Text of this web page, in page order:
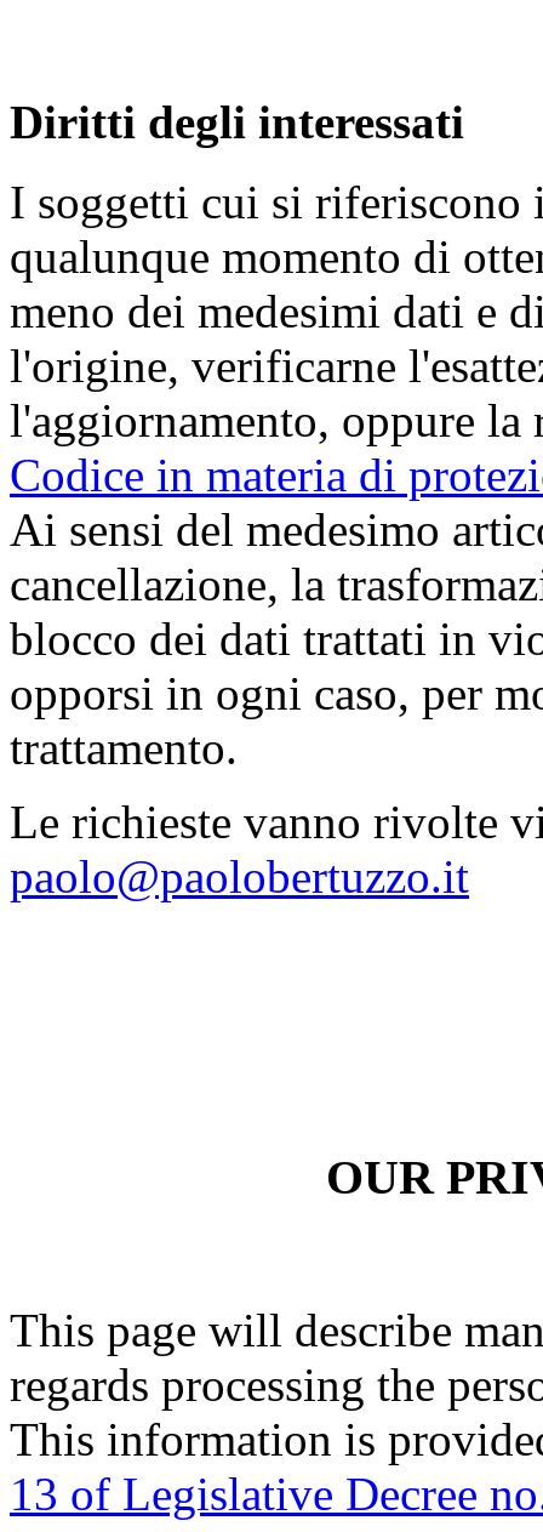
Diritti degli interessati
I soggetti cui si
qualunque momento di
meno dei medesimi dati e
l'origine, verificarne
l'aggiornamento, oppure la
Codice in materia di
Ai sensi del medesimo
cancellazione, la
blocco dei dati trattati in
opporsi in ogni caso, per
trattamento.
Le richieste vanno rivolte
paolo@paolobertuzzo.it
OUR
This page will describe
regards processing the
This information is
13 of Legislative Decree